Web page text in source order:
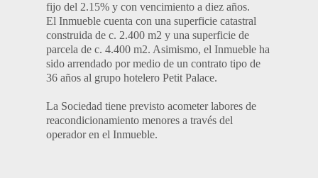
fijo del 2.15% y con vencimiento a diez años.
El Inmueble cuenta con una superficie catastral
construida de c. 2.400 m2 y una superficie de
parcela de c. 4.400 m2. Asimismo, el Inmueble ha
sido arrendado por medio de un contrato tipo de
36 años al grupo hotelero Petit Palace.
La Sociedad tiene previsto acometer labores de
reacondicionamiento menores a través del
operador en el Inmueble.